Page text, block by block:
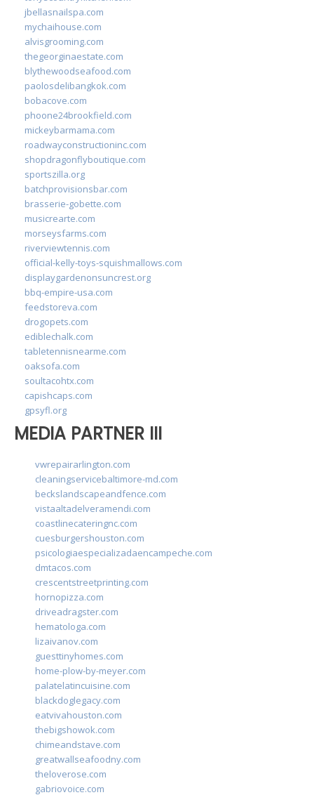
jbellasnailspa.com
mychaihouse.com
alvisgrooming.com
thegeorginaestate.com
blythewoodseafood.com
paolosdelibangkok.com
bobacove.com
phoone24brookfield.com
mickeybarmama.com
roadwayconstructioninc.com
shopdragonflyboutique.com
sportszilla.org
batchprovisionsbar.com
brasserie-gobette.com
musicrearte.com
morseysfarms.com
riverviewtennis.com
official-kelly-toys-squishmallows.com
displaygardenonsuncrest.org
bbq-empire-usa.com
feedstoreva.com
drogopets.com
ediblechalk.com
tabletennisnearme.com
oaksofa.com
soultacohtx.com
capishcaps.com
gpsyfl.org
MEDIA PARTNER III
vwrepairarlington.com
cleaningservicebaltimore-md.com
beckslandscapeandfence.com
vistaaltadelveramendi.com
coastlinecateringnc.com
cuesburgershouston.com
psicologiaespecializadaencampeche.com
dmtacos.com
crescentstreetprinting.com
hornopizza.com
driveadragster.com
hematologa.com
lizaivanov.com
guesttinyhomes.com
home-plow-by-meyer.com
palatelatincuisine.com
blackdoglegacy.com
eatvivahouston.com
thebigshowok.com
chimeandstave.com
greatwallseafoodny.com
theloverose.com
gabriovoice.com